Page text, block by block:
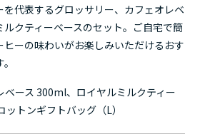
を代表するグロッサリー、カフェオレベ
ルクティーベースのセット。ご自宅で簡
ヒーの味わいがお楽しみいただけるおす
ベース 300ml、ロイヤルミルクティー
トンギフトバッグ（L）